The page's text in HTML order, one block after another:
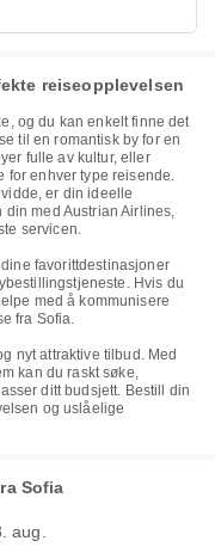
reiseopplevelsen
og du kan enkelt finne det
til en romantisk by for en
fulle av kultur, eller
for enhver type reisende.
er din ideelle
med Austrian Airlines,
servicen.
favorittdestinasjoner
Hvis du
med å kommunisere
fra Sofia.
nyt attraktive tilbud. Med
kan du raskt søke,
ditt budsjett. Bestill din
og uslåelige
Sofia
aug.